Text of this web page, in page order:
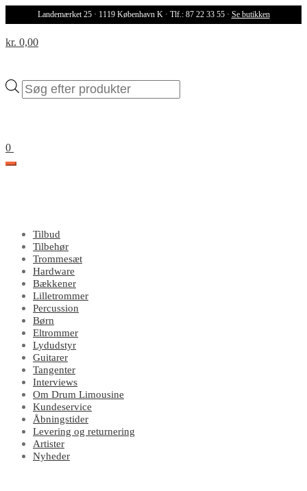
Landemærket 25 · 1119 København K · Tlf.: 87 22 33 55 · Se butikken
Products
search
kr. 0,00
0
Tilbud
Tilbehør
Trommesæt
Hardware
Bækkener
Lilletrommer
Percussion
Børn
Eltrommer
Lydudstyr
Guitarer
Tangenter
Interviews
Om Drum Limousine
Kundeservice
Åbningstider
Levering og returnering
Artister
Nyheder